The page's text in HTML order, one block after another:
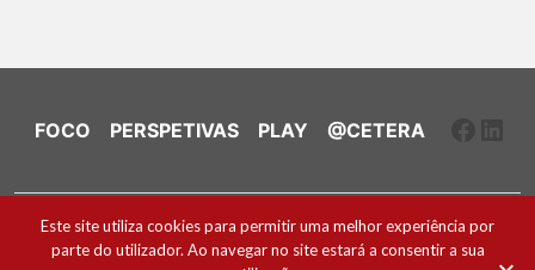
FOCO PERSPETIVAS PLAY @CETERA
Ficha Técnica e Estatuto Editorial
Política de Cookies
Este site utiliza cookies para permitir uma melhor experiência por
parte do utilizador. Ao navegar no site estará a consentir a sua